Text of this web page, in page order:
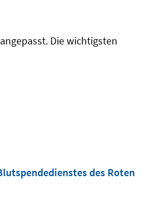
Die wichtigsten
des Roten